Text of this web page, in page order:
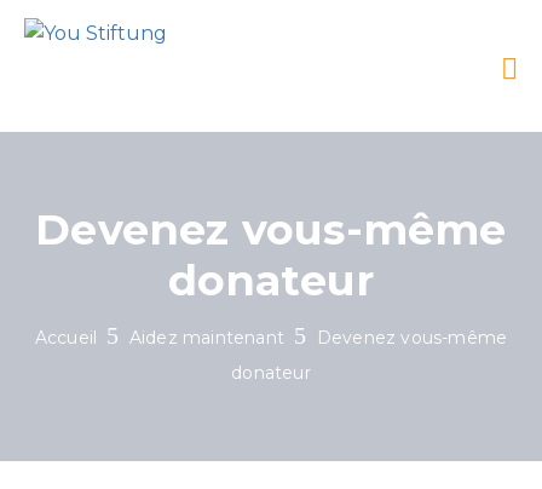
Devenez vous-même
donateur
Accueil Aidez maintenant
Devenez vous-même
donateur